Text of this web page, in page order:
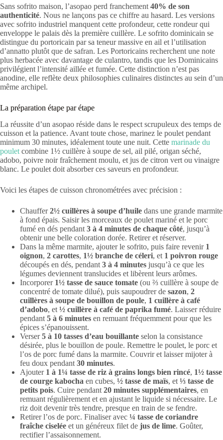
Sans sofrito maison, l’asopao perd franchement 40% de son
authenticité. Nous ne lançons pas ce chiffre au hasard. Les versions
avec sofrito industriel manquent cette profondeur, cette rondeur qui
enveloppe le palais dès la première cuillère. Le sofrito dominicain se
distingue du portoricain par sa teneur massive en ail et l’utilisation
d’annatto plutôt que de safran. Les Portoricains recherchent une note
plus herbacée avec davantage de culantro, tandis que les Dominicains
privilégient l’intensité aillée et fumée. Cette distinction n’est pas
anodine, elle reflète deux philosophies culinaires distinctes au sein d’un
même archipel.
La préparation étape par étape
La réussite d’un asopao réside dans le respect scrupuleux des temps de
cuisson et la patience. Avant toute chose, marinez le poulet pendant
minimum 30 minutes, idéalement toute une nuit. Cette marinade du
poulet combine 1½ cuillère à soupe de sel, ail pilé, origan séché,
adobo, poivre noir fraîchement moulu, et jus de citron vert ou vinaigre
blanc. Le poulet doit absorber ces saveurs en profondeur.
Voici les étapes de cuisson chronométrées avec précision :
Chauffer2½ cuillères à soupe d’huile dans une grande marmite
à fond épais. Saisir les morceaux de poulet mariné et le porc
fumé en dés pendant 3 à 4 minutes de chaque côté, jusqu’à
obtenir une belle coloration dorée. Retirer et réserver.
Dans la même marmite, ajouter le sofrito, puis faire revenir 1
oignon, 2 carottes, 1½ branche de céleri, et 1 poivron rouge
découpés en dés, pendant 3 à 4 minutes jusqu’à ce que les
légumes deviennent translucides et libèrent leurs arômes.
Incorporer 1½ tasse de sauce tomate (ou ⅔ cuillère à soupe de
concentré de tomate dilué), puis saupoudrer de sazon, 2
cuillères à soupe de bouillon de poule, 1 cuillère à café
d’adobo, et ½ cuillère à café de paprika fumé. Laisser réduire
pendant 5 à 6 minutes en remuant fréquemment pour que les
épices s’épanouissent.
Verser5 à 10 tasses d’eau bouillante selon la consistance
désirée, plus le bouillon de poule. Remettre le poulet, le porc et
l’os de porc fumé dans la marmite. Couvrir et laisser mijoter à
feu doux pendant 30 minutes.
Ajouter 1 à 1¼ tasse de riz à grains longs bien rincé, 1½ tasse
de courge kabocha en cubes, ½ tasse de maïs, et ⅓ tasse de
petits pois. Cuire pendant 20 minutes supplémentaires, en
remuant régulièrement et en ajustant le liquide si nécessaire. Le
riz doit devenir très tendre, presque en train de se fendre.
Retirer l’os de porc. Finaliser avec ¼ tasse de coriandre
fraîche ciselée et un généreux filet de jus de lime. Goûter,
rectifier l’assaisonnement.